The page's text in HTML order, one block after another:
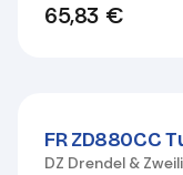
65,83 €
FR ZD880CC
DZ Drendel &